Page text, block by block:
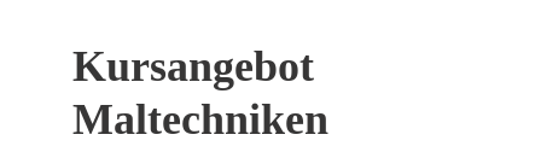
Kursangebot
Maltechniken